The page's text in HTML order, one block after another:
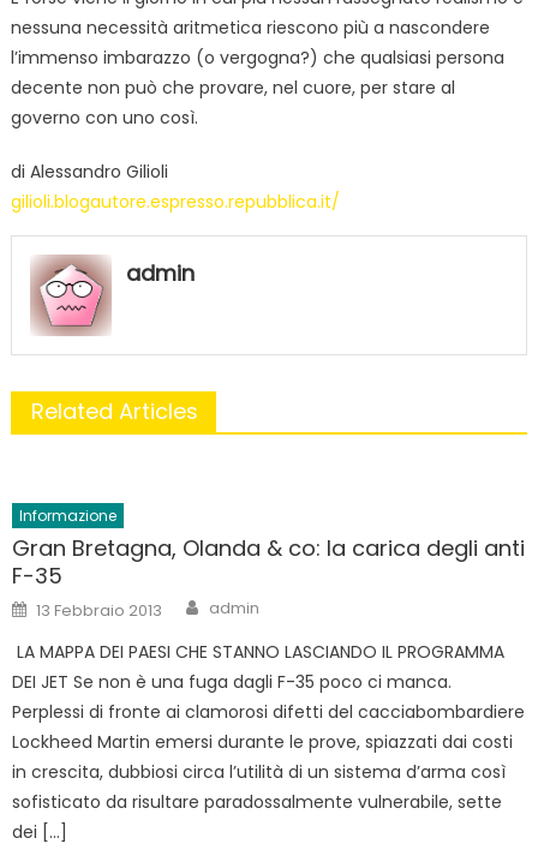
nessuna necessità aritmetica riescono più a nascondere
l’immenso imbarazzo (o vergogna?) che qualsiasi persona
decente non può che provare, nel cuore, per stare al
governo con uno così.
di Alessandro Gilioli
gilioli.blogautore.espresso.repubblica.it/
admin
Related Articles
Informazione
Gran Bretagna, Olanda & co: la carica degli anti
F-35
Posted
on
13 Febbraio 2013 Author
admin
LA MAPPA DEI PAESI CHE STANNO LASCIANDO IL PROGRAMMA
DEI JET Se non è una fuga dagli F-35 poco ci manca.
Perplessi di fronte ai clamorosi difetti del cacciabombardiere
Lockheed Martin emersi durante le prove, spiazzati dai costi
in crescita, dubbiosi circa l’utilità di un sistema d’arma così
sofisticato da risultare paradossalmente vulnerabile, sette
dei […]